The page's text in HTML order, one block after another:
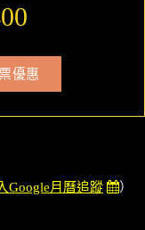
優惠
Google月曆追蹤 ）